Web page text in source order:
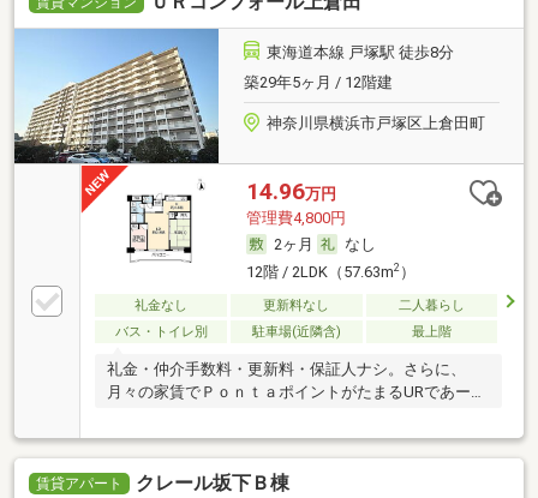
東海道本線 戸塚駅 徒歩8分
築29年5ヶ月 / 12階建
神奈川県横浜市戸塚区上倉田町
14.96万円
管理費4,800円
2ヶ月
なし
12階 / 2LDK（57.63m2）
礼金なし 更新料なし
二人暮らし
バス・トイレ別
駐車場(近隣含) 最上階
礼金・仲介手数料・更新料・保証人ナシ。さらに、
月々の家賃でＰｏｎｔａポイントがたまるURであー
賃貸アパート クレール坂下Ｂ棟